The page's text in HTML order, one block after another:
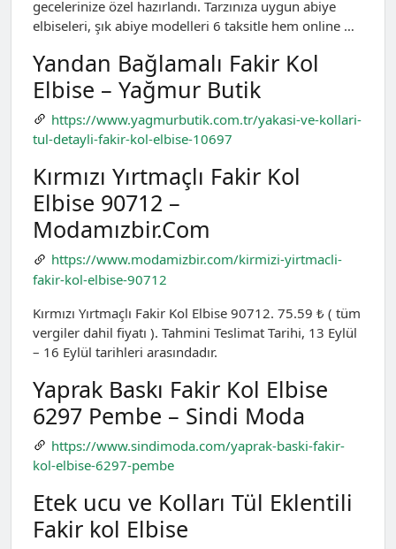
gecelerinize özel hazırlandı. Tarzınıza uygun abiye
elbiseleri, şık abiye modelleri 6 taksitle hem online …
Yandan Bağlamalı Fakir Kol
Elbise – Yağmur Butik
https://www.yagmurbutik.com.tr/yakasi-ve-kollari-
tul-detayli-fakir-kol-elbise-10697
Kırmızı Yırtmaçlı Fakir Kol
Elbise 90712 –
Modamızbir.Com
https://www.modamizbir.com/kirmizi-yirtmacli-
fakir-kol-elbise-90712
Kırmızı Yırtmaçlı Fakir Kol Elbise 90712. 75.59 ₺ ( tüm
vergiler dahil fiyatı ). Tahmini Teslimat Tarihi, 13 Eylül
– 16 Eylül tarihleri arasındadır.
Yaprak Baskı Fakir Kol Elbise
6297 Pembe – Sindi Moda
https://www.sindimoda.com/yaprak-baski-fakir-
kol-elbise-6297-pembe
Etek ucu ve Kolları Tül Eklentili
Fakir kol Elbise